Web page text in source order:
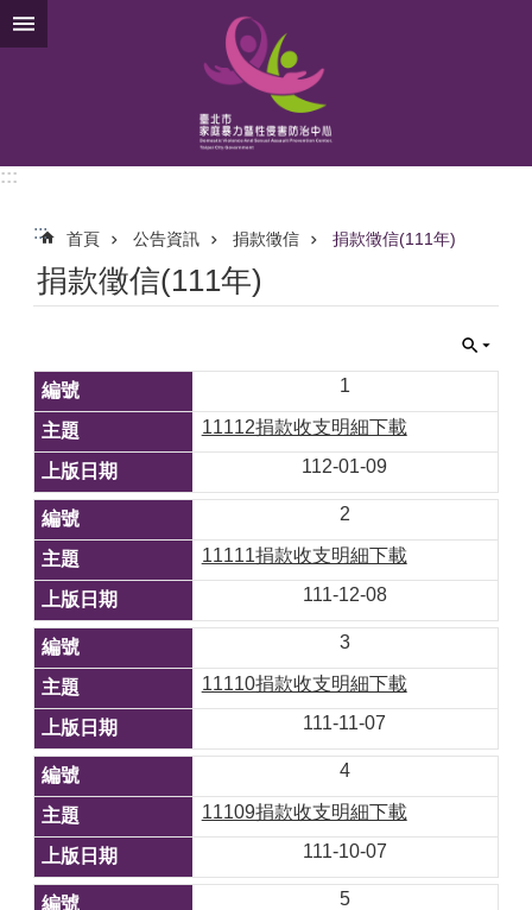
跳到主要內容區塊
:::
::: 首頁 公告資訊 捐款徵信 捐款徵信(111年)
捐款徵信(111年)
1
11112捐款收支明細下載
112-01-09
2
11111捐款收支明細下載
111-12-08
3
11110捐款收支明細下載
111-11-07
4
11109捐款收支明細下載
111-10-07
5